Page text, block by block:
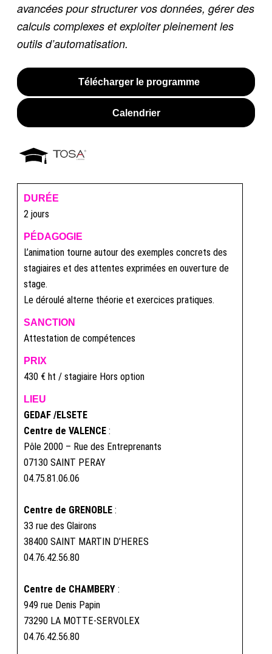
avancées pour structurer vos données, gérer des
calculs complexes et exploiter pleinement les
outils d’automatisation.
Télécharger le programme
Calendrier
DURÉE
2 jours
PÉDAGOGIE
L’animation tourne autour des exemples concrets des
stagiaires et des attentes exprimées en ouverture de
stage.
Le déroulé alterne théorie et exercices pratiques.
SANCTION
Attestation de compétences
PRIX
430 € ht / stagiaire Hors option
LIEU
GEDAF /ELSETE
Centre de VALENCE :
Pôle 2000 – Rue des Entreprenants
07130 SAINT PERAY
04.75.81.06.06
Centre de GRENOBLE :
33 rue des Glairons
38400 SAINT MARTIN D’HERES
04.76.42.56.80
Centre de CHAMBERY :
949 rue Denis Papin
73290 LA MOTTE-SERVOLEX
04.76.42.56.80